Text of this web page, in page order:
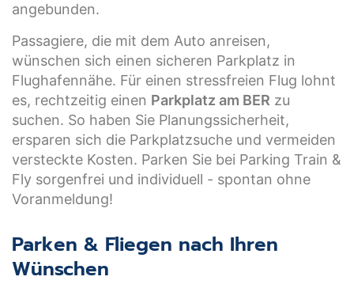
angebunden.
Passagiere, die mit dem Auto anreisen,
wünschen sich einen sicheren Parkplatz in
Flughafennähe. Für einen stressfreien Flug lohnt
es, rechtzeitig einen Parkplatz am BER zu
suchen. So haben Sie Planungssicherheit,
ersparen sich die Parkplatzsuche und vermeiden
versteckte Kosten. Parken Sie bei Parking Train &
Fly sorgenfrei und individuell - spontan ohne
Voranmeldung!
Parken & Fliegen nach Ihren
Wünschen